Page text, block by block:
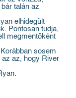
talán az
elhidegült
Pontosan tudja,
megmentőként
sosem
az, hogy River